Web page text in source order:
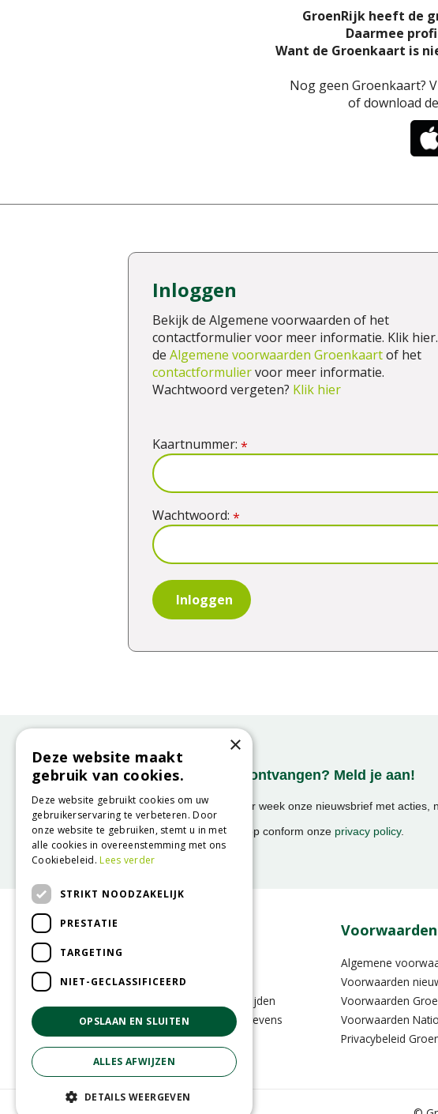
GroenRijk heeft de
Daarmee
Want de Groenkaart is
Nog geen Groenkaart?
of download
Inloggen
Bekijk de Algemene voorwaarden of het
contactformulier voor meer informatie. Klik
de Algemene voorwaarden Groenkaartof het
contactformuliervoor meer informatie.
Wachtwoord vergeten? Klik hier
Kaartnummer: *
Wachtwoord: *
Onze nieuwsbrief ontvangen? Meld je aan!
Ontvang ongeveer 1x per week onze nieuwsbrief met acties,
activiteiten!
We slaan uw gegevens op conform onze privacy policy.
Zakelijk
Vestigingen & Openingstijden
Contactinformatie & Gegevens
GRS-Platform
Voorwaarden
Algemene
Voorwaarden
Voorwaarden
Voorwaarden
Privacybeleid
×
Deze website maakt
gebruik van cookies.
Deze website gebruikt cookies om uw
gebruikerservaring te verbeteren. Door
onze website te gebruiken, stemt u in met
alle cookies in overeenstemming met ons
Cookiebeleid.Lees verder
STRIKT NOODZAKELIJK
PRESTATIE
TARGETING
NIET-GECLASSIFICEERD
OPSLAAN EN SLUITEN
ALLES AFWIJZEN
DETAILS WEERGEVEN